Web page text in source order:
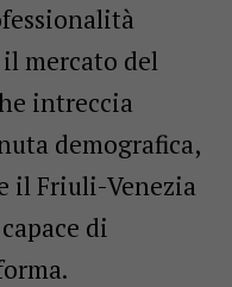
mercato del
intreccia
demografica,
il Friuli-Venezia
di